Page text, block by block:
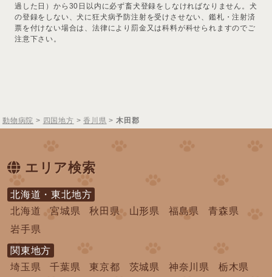
過した日）から30日以内に必ず畜犬登録をしなければなりません。犬
の登録をしない、犬に狂犬病予防注射を受けさせない、鑑札・注射済
票を付けない場合は、法律により罰金又は科料が科せられますのでご
注意下さい。
動物病院 > 四国地方 >香川県 > 木田郡
エリア検索
北海道・東北地方
北海道
宮城県 秋田県 山形県 福島県
青森県
岩手県
関東地方
埼玉県
千葉県 東京都 茨城県 神奈川県
栃木県